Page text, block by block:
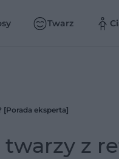
Twarz
eksperta]
z